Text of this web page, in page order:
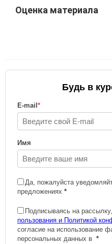
Оценка материала
Будь в
E-mail *
Имя
Да, пожалуйста
предложениях *
Подписываясь на
пользования и Политикой
согласие на использование
персональных данных в *